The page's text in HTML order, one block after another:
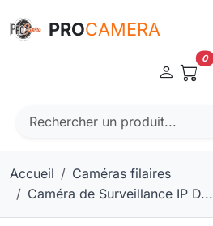
PROCAMERA
0
Accueil
Caméras filaires
Caméra de Surveillance IP D...